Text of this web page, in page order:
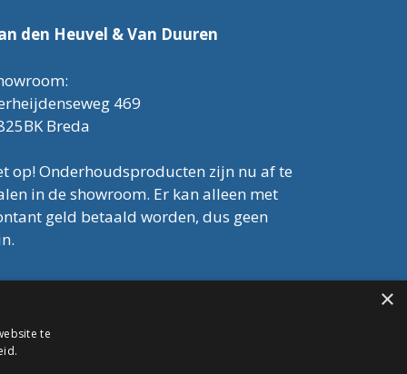
den Heuvel & Van Duuren
469
Breda
op! Onderhoudsproducten zijn nu af te
in de showroom. Er kan alleen met
geld betaald worden, dus geen
076-3030554
59667419
Voorwaarden
×
te